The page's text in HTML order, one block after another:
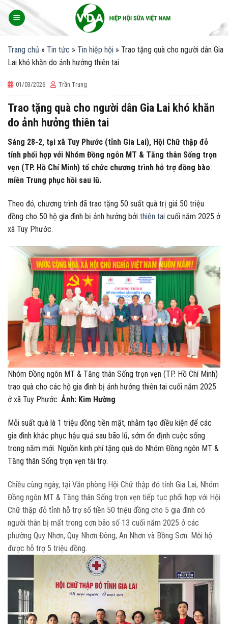
Trang chủ » Tin tức » Tin hiệp hội » Trao tặng quà cho người dân Gia
Lai khó khăn do ảnh hưởng thiên tai
01/03/2026 Trần Trung
Trao tặng quà cho người dân Gia Lai khó khăn
do ảnh hưởng thiên tai
Sáng 28-2, tại xã Tuy Phước (tỉnh Gia Lai), Hội Chữ thập đỏ
tỉnh phối hợp với Nhóm Đồng ngôn MT & Tăng thân Sống trọn
vẹn (TP. Hồ Chí Minh) tổ chức chương trình hỗ trợ đồng bào
miền Trung phục hồi sau lũ.
Theo đó, chương trình đã trao tặng 50 suất quà trị giá 50 triệu
đồng cho 50 hộ gia đình bị ảnh hưởng bởi thiên tai cuối năm 2025 ở
xã Tuy Phước.
Nhóm Đồng ngôn MT & Tăng thân Sống trọn vẹn (TP. Hồ Chí Minh)
trao quà cho các hộ gia đình bị ảnh hưởng thiên tai cuối năm 2025
ở xã Tuy Phước. Ảnh: Kim Hường
Mỗi suất quà là 1 triệu đồng tiền mặt, nhằm tạo điều kiện để các
gia đình khắc phục hậu quả sau bão lũ, sớm ổn định cuộc sống
trong năm mới. Nguồn kinh phí tặng quà do Nhóm Đồng ngôn MT &
Tăng thân Sống trọn vẹn tài trợ.
Chiều cùng ngày, tại Văn phòng Hội Chữ thập đỏ tỉnh Gia Lai, Nhóm
Đồng ngôn MT & Tăng thân Sống trọn vẹn tiếp tục phối hợp với Hội
Chữ thập đỏ tỉnh hỗ trợ số tiền 50 triệu đồng cho 5 gia đình có
người thân bị mất trong cơn bão số 13 cuối năm 2025 ở các
phường Quy Nhơn, Quy Nhơn Đông, An Nhơn và Bồng Sơn. Mỗi hộ
được hỗ trợ 5 triệu đồng.